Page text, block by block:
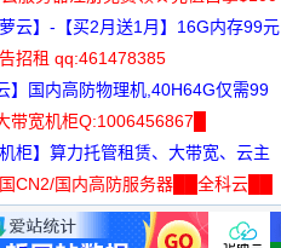
云】-【买2月送1月】16G内存99元
招租 qq:461478385
】国内高防物理机,40H64G仅需99
带宽机柜Q:1006456867█
机柜】算力托管租赁、大带宽、云主
CN2/国内高防服务器██全科云██